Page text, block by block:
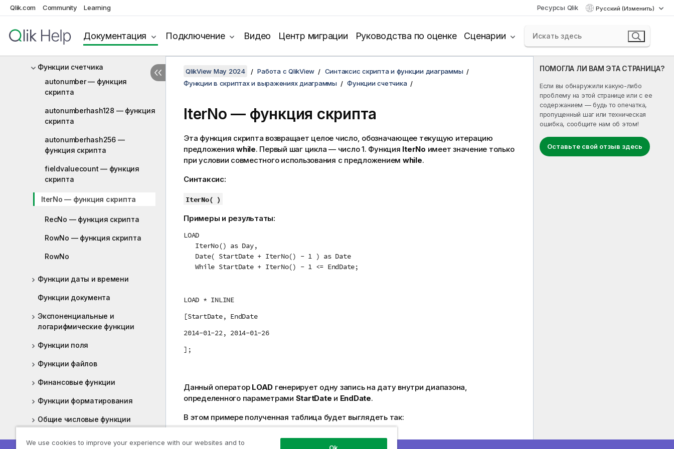
Qlik.com Community Learning Ресурсы Qlik Русский (Изменить)
Документация Подключение Видео Центр миграции Руководства по оценке Сценарии
Аналитические подключения
Функции цвета
Условные функции
Функции счетчика
autonumber — функция
скрипта
autonumberhash128 — функция
скрипта
autonumberhash256 —
функция скрипта
fieldvaluecount — функция
скрипта
IterNo — функция скрипта
RecNo — функция скрипта
RowNo — функция скрипта
RowNo
Функции даты и времени
Функции документа
Экспоненциальные и
логарифмические функции
Функции поля
Функции файлов
Финансовые функции
Функции форматирования
Общие числовые функции
ПОМОГЛА ЛИ ВАМ ЭТА СТРАНИЦА?
Если вы обнаружили какую-либо
проблему на этой странице или с ее
содержанием — будь то опечатка,
пропущенный шаг или техническая
ошибка, сообщите нам об этом!
Оставьте свой отзыв здесь
QlikView May 2024 Работа с QlikView
Синтаксис скрипта и функции диаграммы
Функции в скриптах и выражениях диаграммы
Функции счетчика
IterNo — функция скрипта
Эта функция скрипта возвращает целое число, обозначающее текущую итерацию
предложения while. Первый шаг цикла — число 1. Функция IterNo имеет значение только
при условии совместного использования с предложением while.
Синтаксис:
IterNo( )
Примеры и результаты:
LOAD
IterNo() as Day,
Date( StartDate + IterNo() - 1 ) as Date
While StartDate + IterNo() - 1 <= EndDate;
LOAD * INLINE
[StartDate, EndDate
2014-01-22, 2014-01-26
];
Данный оператор LOAD генерирует одну запись на дату внутри диапазона,
определенного параметрами StartDate и EndDate.
В этом примере полученная таблица будет выглядеть так:
We use cookies to improve your experience with our websites and to